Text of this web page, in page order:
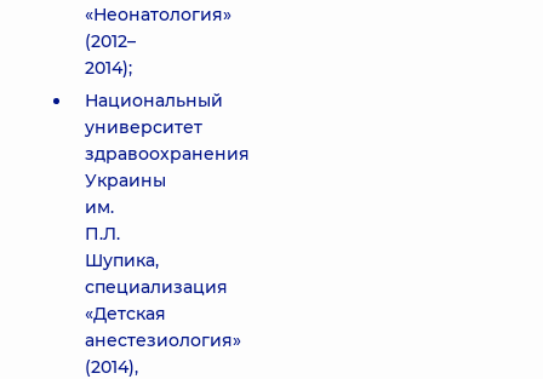
«Неонатология»
(2012–
2014);
Национальный
университет
здравоохранения
Украины
им.
П.Л.
Шупика,
специализация
«Детская
анестезиология»
(2014),